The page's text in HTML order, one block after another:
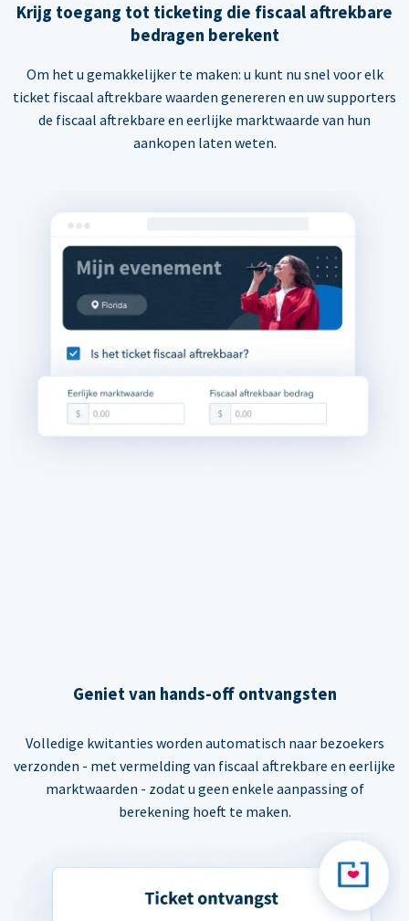
Krijg toegang tot ticketing die fiscaal aftrekbare
bedragen berekent
Om het u gemakkelijker te maken: u kunt nu snel voor elk
ticket fiscaal aftrekbare waarden genereren en uw supporters
de fiscaal aftrekbare en eerlijke marktwaarde van hun
aankopen laten weten.
Geniet van hands-off ontvangsten
Volledige kwitanties worden automatisch naar bezoekers
verzonden - met vermelding van fiscaal aftrekbare en eerlijke
marktwaarden - zodat u geen enkele aanpassing of
berekening hoeft te maken.